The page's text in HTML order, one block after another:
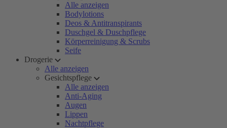
Alle anzeigen
Bodylotions
Deos & Antitranspirants
Duschgel & Duschpflege
Körperreinigung & Scrubs
Seife
Drogerie
Alle anzeigen
Gesichtspflege
Alle anzeigen
Anti-Aging
Augen
Lippen
Nachtpflege